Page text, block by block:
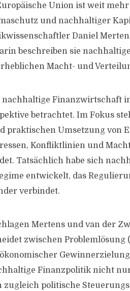
Union ist weit
und nachhaltiger
Daniel
beschreiben sie
Macht- und
Finanzwirtschaft
betrachtet. Im Fokus
praktischen Umsetzung von
Konfliktlinien und
Tatsächlich habe sich
entwickelt, das
verbindet.
Mertens und van der
zwischen Problemlösung
Finanzpolitik nicht
politische